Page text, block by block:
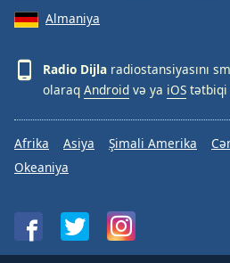
Almaniya
Radio Dijla radiostansiyasını
olaraq Android və ya iOS tətbiqi
Afrika Asiya Şimali Amerika
Okeaniya